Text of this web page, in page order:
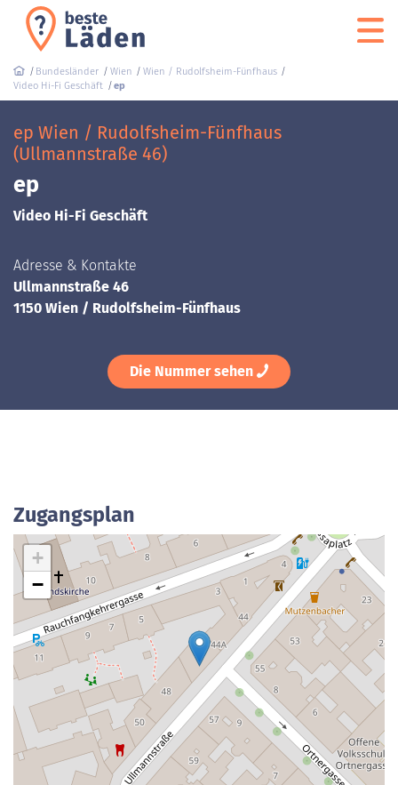
Bundesländer Wien
Wien / Rudolfsheim-Fünfhaus
Video Hi-Fi Geschäft
ep
ep Wien / Rudolfsheim-Fünfhaus
(Ullmannstraße 46)
ep
Video Hi-Fi Geschäft
Adresse & Kontakte
Ullmannstraße 46
1150 Wien / Rudolfsheim-Fünfhaus
Die Nummer sehen
Zugangsplan
+
−